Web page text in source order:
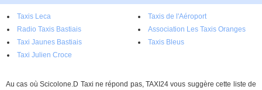
Taxis Leca
Taxis de l'Aéroport
Radio Taxis Bastiais
(ASSOCIATION)
Association Les Taxis Oranges
Bastiais
Taxi Jaunes Bastiais
Taxis Bleus
Taxi Julien Croce
Au cas où Scicolone.D Taxi ne répond pas, TAXI24 vous suggère cette liste de